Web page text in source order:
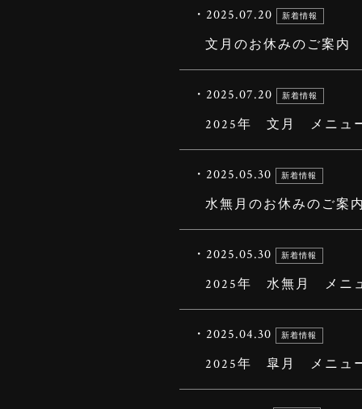
・2025.07.20 新着情報
文月のお休みのご案内
・2025.07.20 新着情報
2025年 文月 メニュ
・2025.05.30 新着情報
水無月のお休みのご案内
・2025.05.30 新着情報
2025年 水無月 メニ
・2025.04.30 新着情報
2025年 皐月 メニュ